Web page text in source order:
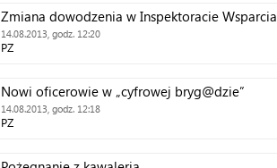
Zmiana dowodzenia w Inspektoracie Wsparcia
14.08.2013, godz. 12:20
PZ
Nowi oficerowie w „cyfrowej bryg@dzie”
14.08.2013, godz. 12:18
PZ